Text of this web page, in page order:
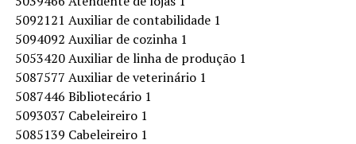
5092121 Auxiliar de contabilidade 1
5094092 Auxiliar de cozinha 1
5053420 Auxiliar de linha de produção 1
5087577 Auxiliar de veterinário 1
5087446 Bibliotecário 1
5093037 Cabeleireiro 1
5085139 Cabeleireiro 1